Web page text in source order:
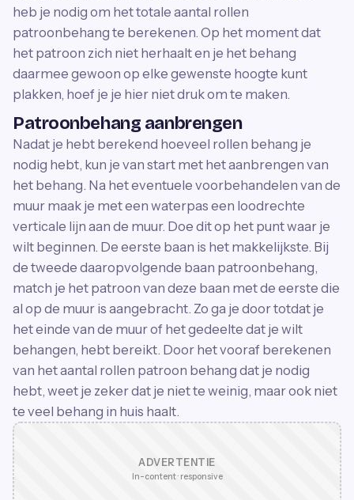
heb je nodig om het totale aantal rollen
patroonbehang te berekenen. Op het moment dat
het patroon zich niet herhaalt en je het behang
daarmee gewoon op elke gewenste hoogte kunt
plakken, hoef je je hier niet druk om te maken.
Patroonbehang aanbrengen
Nadat je hebt berekend hoeveel rollen behang je
nodig hebt, kun je van start met het aanbrengen van
het behang. Na het eventuele voorbehandelen van de
muur maak je met een waterpas een loodrechte
verticale lijn aan de muur. Doe dit op het punt waar je
wilt beginnen. De eerste baan is het makkelijkste. Bij
de tweede daaropvolgende baan patroonbehang,
match je het patroon van deze baan met de eerste die
al op de muur is aangebracht. Zo ga je door totdat je
het einde van de muur of het gedeelte dat je wilt
behangen, hebt bereikt. Door het vooraf berekenen
van het aantal rollen patroon behang dat je nodig
hebt, weet je zeker dat je niet te weinig, maar ook niet
te veel behang in huis haalt.
ADVERTENTIE
In-content · responsive